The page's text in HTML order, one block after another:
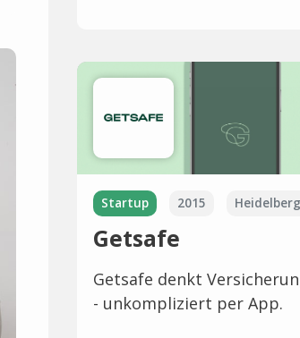
Startup 2015 Heidelberg
Getsafe
Getsafe denkt
- unkompliziert per App.